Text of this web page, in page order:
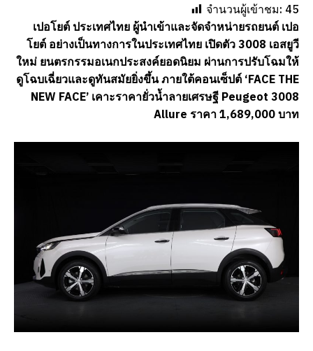
จำนวนผู้เข้าชม: 45
เปอโยต์ ประเทศไทย ผู้นำเข้าและจัดจำหน่ายรถยนต์ เปอ
โยต์ อย่างเป็นทางการในประเทศไทย เปิดตัว 3008 เอสยูวี
ใหม่ ยนตรกรรมอเนกประสงค์ยอดนิยม ผ่านการปรับโฉมให้
ดูโฉบเฉี่ยวและดูทันสมัยยิ่งขึ้น ภายใต้คอนเซ็ปต์ ‘FACE THE
NEW FACE’ เคาะราคายั่วน้ำลายเศรษฐี Peugeot 3008
Allure ราคา 1,689,000 บาท